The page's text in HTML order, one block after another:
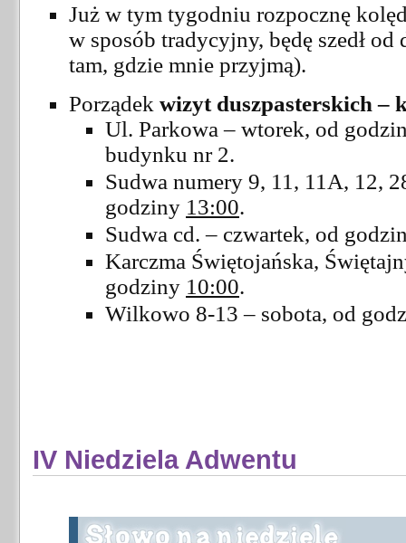
Już w tym tygodniu rozpocznę
w sposób tradycyjny, będę szedł
tam, gdzie mnie przyjmą).
Porządek wizyt duszpasterskich –
Ul. Parkowa – wtorek, od
budynku nr 2.
Sudwa numery 9, 11, 11A, 12,
godziny 13:00.
Sudwa cd. – czwartek, od
Karczma Świętojańska,
godziny 10:00.
Wilkowo 8-13 – sobota, od
IV Niedziela Adwentu